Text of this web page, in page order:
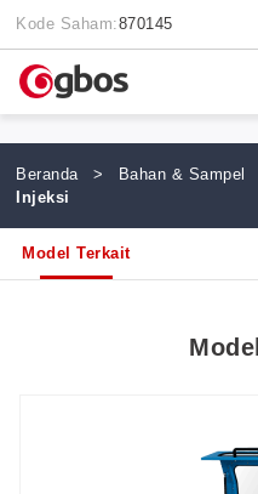
Kode Saham:870145
Beranda > Bahan & Sampel
Injeksi
Model Terkait